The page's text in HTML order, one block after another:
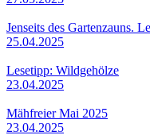
Jenseits des Gartenzauns.
25.04.2025
Lesetipp: Wildgehölze
23.04.2025
Mähfreier Mai 2025
23.04.2025